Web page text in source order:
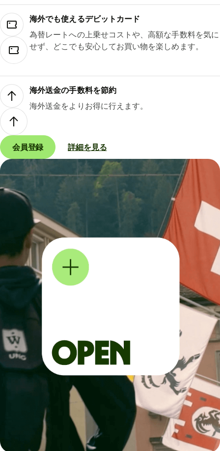
海外でも使えるデビットカード
為替レートへの上乗せコストや、高額な手数料を気に
せず、どこでも安心してお買い物を楽しめます。
海外送金の手数料を節約
海外送金をよりお得に行えます。
会員登録 詳細を見る